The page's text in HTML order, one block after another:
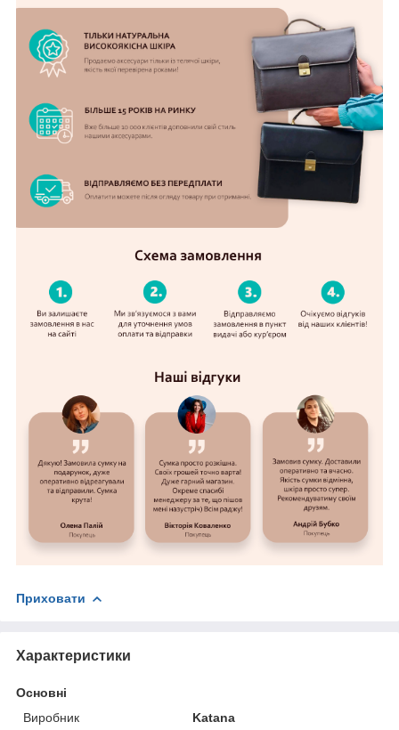
Приховати
Характеристики
Основні
Виробник
Katana